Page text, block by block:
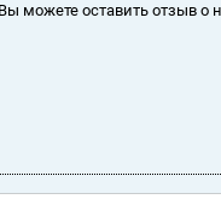
Вы можете оставить отзыв